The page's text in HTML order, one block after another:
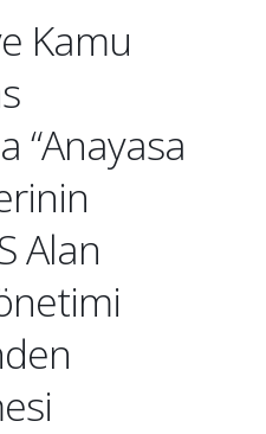
Kamu
“Anayasa
Alan